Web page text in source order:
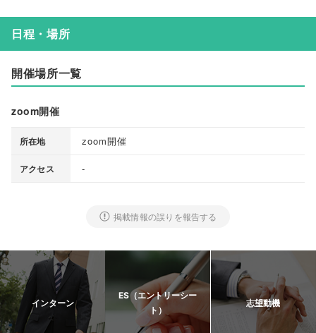
日程・場所
開催場所一覧
zoom開催
所在地 zoom開催
アクセス -
掲載情報の誤りを報告する
インターン
ES（エントリーシー
ト）
志望動機